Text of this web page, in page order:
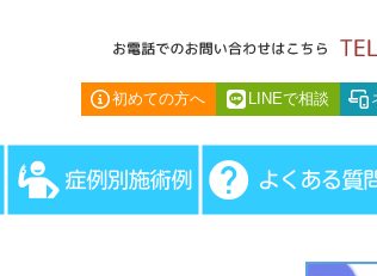
初めての方へ LINEで相談症
HOME＞ 症例別施術例＞ 小